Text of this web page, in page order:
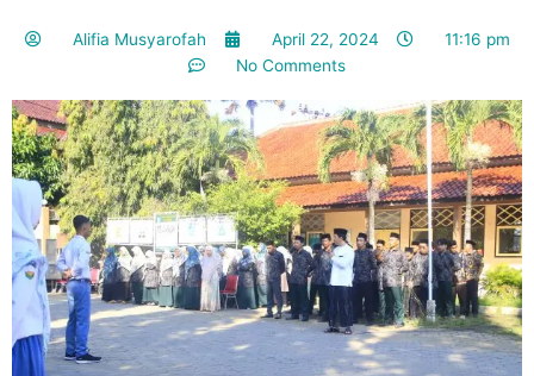
Alifia Musyarofah April 22, 2024
11:16 pm
No Comments